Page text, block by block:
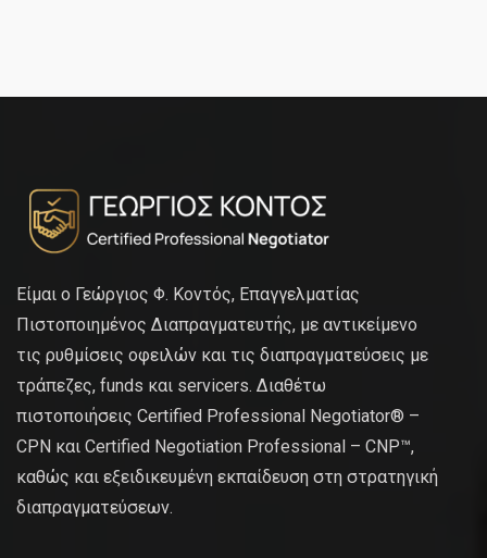
Είμαι ο Γεώργιος Φ. Κοντός, Επαγγελματίας
Πιστοποιημένος Διαπραγματευτής, με αντικείμενο
τις ρυθμίσεις οφειλών και τις διαπραγματεύσεις με
τράπεζες, funds και servicers. Διαθέτω
πιστοποιήσεις Certified Professional Negotiator® –
CPN και Certified Negotiation Professional – CNP™,
καθώς και εξειδικευμένη εκπαίδευση στη στρατηγική
διαπραγματεύσεων.